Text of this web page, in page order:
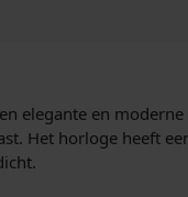
elegante en
Het horloge heeft